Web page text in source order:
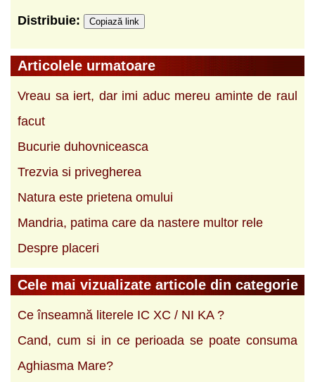
Distribuie: Copiază link
Articolele urmatoare
Vreau sa iert, dar imi aduc mereu aminte de raul
facut
Bucurie duhovniceasca
Trezvia si privegherea
Natura este prietena omului
Mandria, patima care da nastere multor rele
Despre placeri
Cele mai vizualizate articole din categorie
Ce înseamnă literele IC XC / NI KA ?
Cand, cum si in ce perioada se poate consuma
Aghiasma Mare?